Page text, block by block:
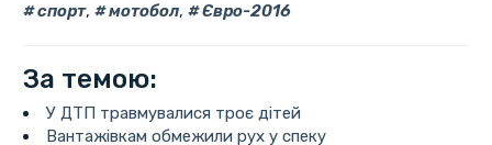
спорт, мотобол, Євро-2016
За темою:
У ДТП травмувалися троє дітей
Вантажівкам обмежили рух у спеку